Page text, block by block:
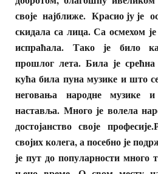
своје најближе. Красио ју је
скидала са лица. Са осмехом
испраћала. Тако је било
прошлог лета. Била је
кућа била пуна музике и што
неговања народне музике
наставља. Много је волела
достојанство своје
својих колега, а посебно је
је пут до популарности много